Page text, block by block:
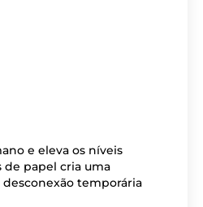
e eleva os níveis
de papel cria uma
temporária